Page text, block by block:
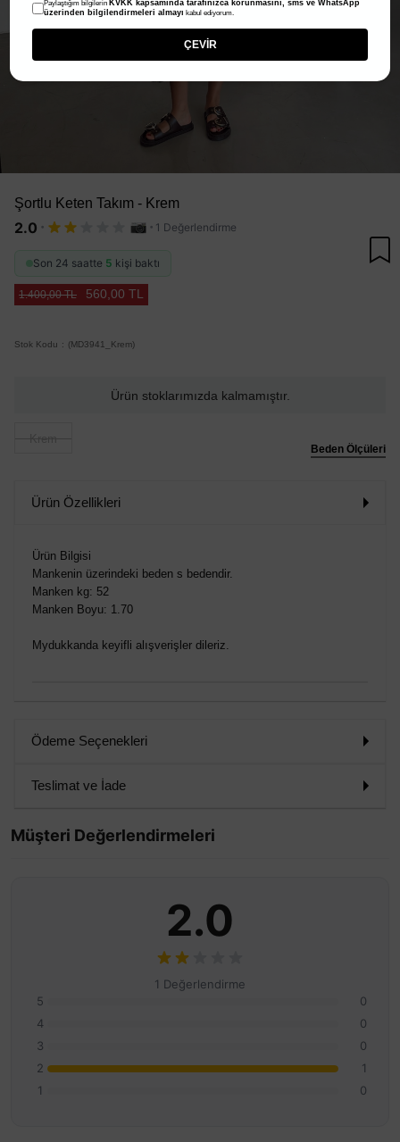
Şortlu Keten Takım - Krem
2.0 · · 1 Değerlendirme
Son 24 saatte 5 kişi baktı
1.400,00 TL 560,00 TL
Stok Kodu (MD3941_Krem)
Ürün stoklarımızda kalmamıştır.
Beden Ölçüleri
Ürün Özellikleri
Ürün Bilgisi
Mankenin üzerindeki beden s bedendir.
Manken kg: 52
Manken Boyu: 1.70
Mydukkanda keyifli alışverişler dileriz.
Ödeme Seçenekleri
Teslimat ve İade
Müşteri Değerlendirmeleri
2.0
1 Değerlendirme
5
0
4
0
3
0
2
1
1
0
Paylaştığım bilgilerin KVKK kapsamında tarafınızca korunmasını, sms ve WhatsApp
üzerinden bilgilendirmeleri almayı kabul ediyorum.
ÇEVİR